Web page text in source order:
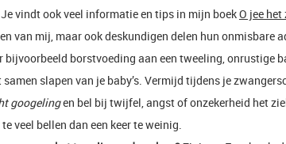
vindt ook veel informatie en tips in mijn boekO jee het
van mij, maar ook deskundigen delen hun onmisbare
bijvoorbeeld borstvoeding aan een tweeling, onrustige
slapen van je baby’s. Vermijd tijdens je
googelingen bel bij twijfel, angst of onzekerheid het
te veel bellen dan een keer te weinig.